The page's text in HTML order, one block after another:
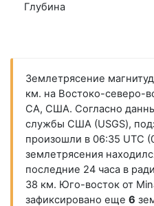
Глубина
Землетрясение
км. на Востоко-северо-
CA, США. Согласно
службы США (USGS),
произошли в 06:35 UTC
землетрясения
последние 24 часа в
38 км. Юго-восток от
зафиксировано еще 6